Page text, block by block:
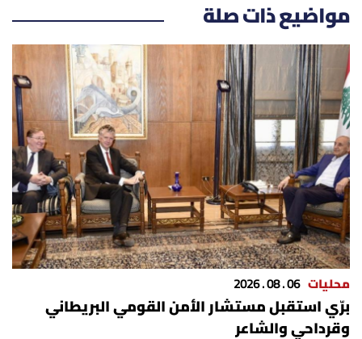
مواضيع ذات صلة
محليات 06 . 08 . 2026
برّي استقبل مستشار الأمن القومي البريطاني
وقرداحي والشاعر